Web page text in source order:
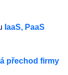
IaaS, PaaS
přechod firmy